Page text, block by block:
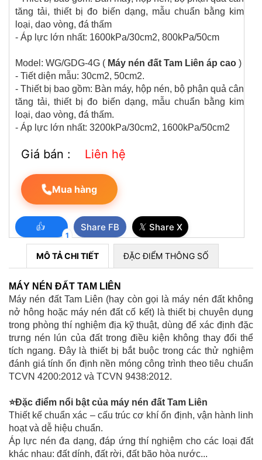
PHÁP BAUER
BỘ XUYÊN ĐỘNG DCP HIỆN TRƯỜNG
CHỐT ĐO CO NGÓT BÊ TÔNG BẰNG INOX
tăng tải, thiết bị đo biến dạng, mẫu chuẩn bằng kim
loại, dao vòng, đá thấm
- Áp lực lớn nhất: 1600kPa/30cm2, 800kPa/50cm
Model: WG/GDG-4G ( Máy nén đất Tam Liên áp cao )
- Tiết diện mẫu: 30cm2, 50cm2.
- Thiết bị bao gồm: Bàn máy, hộp nén, bộ phận quả cân
tăng tải, thiết bị đo biến dạng, mẫu chuẩn bằng kim
loại, dao vòng, đá thấm.
- Áp lực lớn nhất: 3200kPa/30cm2, 1600kPa/50cm2
Giá bán : Liên hệ
Mua hàng
👍
1
Share FB 𝕏 Share X
MÔ TẢ CHI TIẾT ĐẶC ĐIỂM THÔNG SỐ
MÁY NÉN ĐẤT TAM LIÊN
Máy nén đất Tam Liên (hay còn gọi là máy nén đất không
nở hông hoặc máy nén đất cố kết) là thiết bị chuyên dụng
trong phòng thí nghiệm địa kỹ thuật, dùng để xác định đặc
trưng nén lún của đất trong điều kiện không thay đổi thể
tích ngang. Đây là thiết bị bắt buộc trong các thử nghiệm
đánh giá tính ổn định nền móng công trình theo tiêu chuẩn
TCVN 4200:2012 và TCVN 9438:2012.
⭐Đặc điểm nổi bật của máy nén đất Tam Liên
Thiết kế chuẩn xác – cấu trúc cơ khí ổn định, vận hành linh
hoạt và dễ hiệu chuẩn.
Áp lực nén đa dạng, đáp ứng thí nghiệm cho các loại đất
khác nhau: đất dính, đất rời, đất bão hòa nước...